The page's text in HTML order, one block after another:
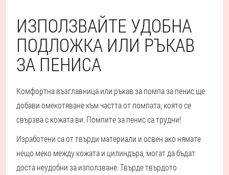
ИЗПОЛЗВАЙТЕ УДОБНА
ПОДЛОЖКА ИЛИ РЪКАВ
ЗА ПЕНИСА
Комфортна възглавница или ръкав за помпа за пенис ще
добави омекотяване към частта от помпата, която се
свързва с кожата ви. Помпите за пенис са трудни!
Изработени са от твърди материали и освен ако нямате
нещо меко между кожата и цилиндъра, могат да бъдат
доста неудобни за използване. Твърде твърдото